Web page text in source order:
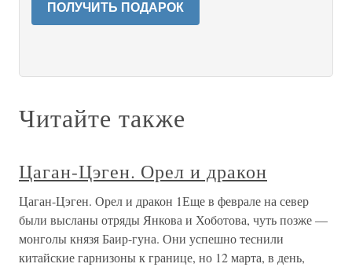
ПОЛУЧИТЬ ПОДАРОК
Читайте также
Цаган-Цэген. Орел и дракон
Цаган-Цэген. Орел и дракон 1Еще в феврале на север
были высланы отряды Янкова и Хоботова, чуть позже —
монголы князя Баир-гуна. Они успешно теснили
китайские гарнизоны к границе, но 12 марта, в день,